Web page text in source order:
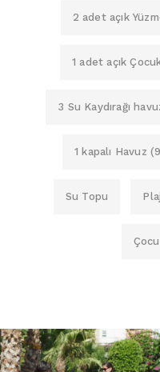
2 adet açık
1 adet açık
3 Su Kaydırağı
1 kapalı Havuz
Su Topu